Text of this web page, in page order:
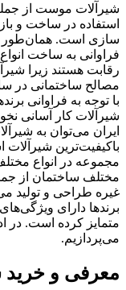
شیرآلات موست از
استفاده در ساخت و
سازی است. همان‌طور
فراوانی به ساخت
رقابت هستند زیرا
مصالح ساختمانی در
با توجه به فراوانی
شیرآلات کار آسانی
ایران می‌توان به
باکیفیت‌ترین
مجموعه در انواع
مختلف ساختمان از
غیره طراحی و تولید
برندها دارای
متمایز کرده است. در
می‌پردازیم.
معرفی و